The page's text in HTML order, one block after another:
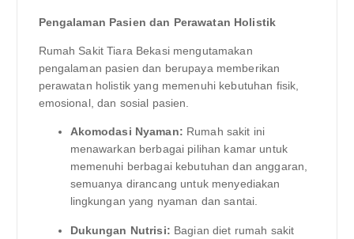
Pengalaman Pasien dan Perawatan Holistik
Rumah Sakit Tiara Bekasi mengutamakan
pengalaman pasien dan berupaya memberikan
perawatan holistik yang memenuhi kebutuhan fisik,
emosional, dan sosial pasien.
Akomodasi Nyaman: Rumah sakit ini
menawarkan berbagai pilihan kamar untuk
memenuhi berbagai kebutuhan dan anggaran,
semuanya dirancang untuk menyediakan
lingkungan yang nyaman dan santai.
Dukungan Nutrisi: Bagian diet rumah sakit